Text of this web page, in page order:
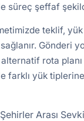
süreç şeffaf
teklif, yük
Gönderi
rota
farklı yük
Şehirler Arası